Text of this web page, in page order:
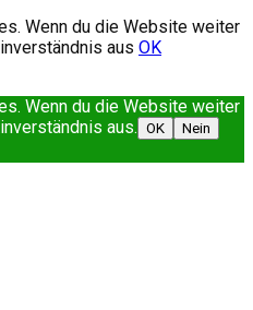
Wenn du die Website weiter
aus OK
Wenn du die Website weiter
aus. OK
Nein